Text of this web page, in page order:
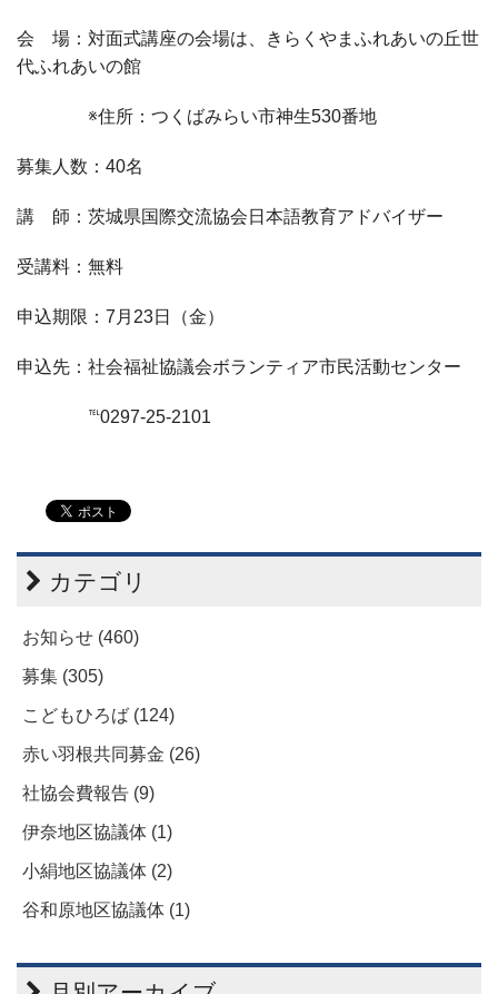
会 場：対面式講座の会場は、きらくやまふれあいの丘世
代ふれあいの館
※住所：つくばみらい市神生530番地
募集人数： 40名
講 師：茨城県国際交流協会日本語教育アドバイザー
受講料：無料
申込期限： 7 月 23日（金）
申込先：社会福祉協議会ボランティア市民活動センター
℡0297-25-2101
カテゴリ
お知らせ (460)
募集 (305)
こどもひろば (124)
赤い羽根共同募金 (26)
社協会費報告 (9)
伊奈地区協議体 (1)
小絹地区協議体 (2)
谷和原地区協議体 (1)